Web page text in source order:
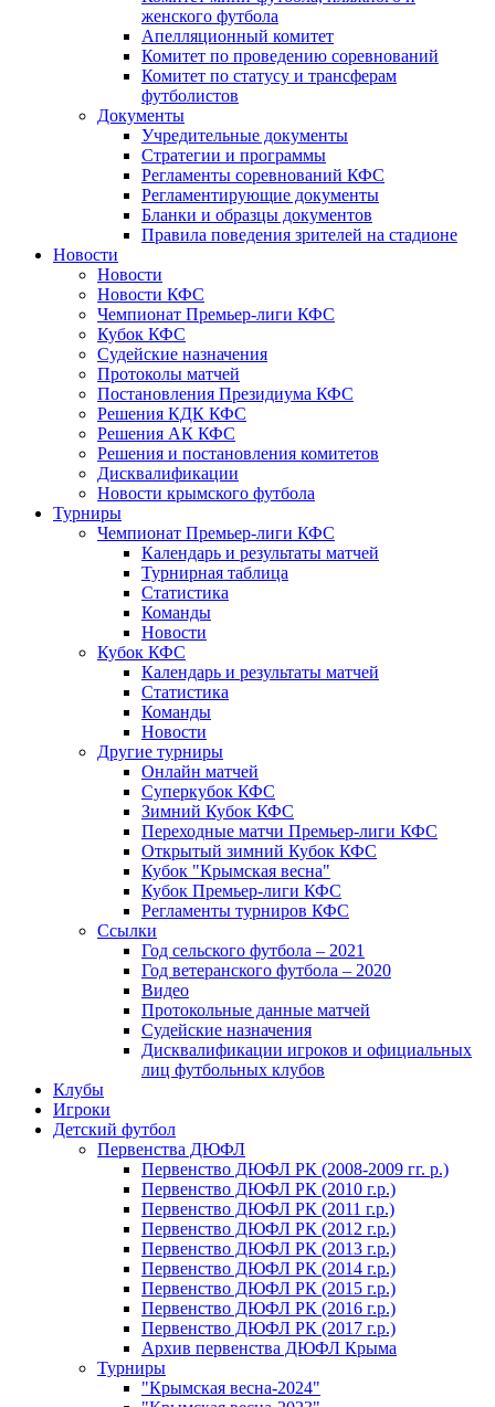
женского футбола
Апелляционный комитет
Комитет по проведению соревнований
Комитет по статусу и трансферам
футболистов
Документы
Учредительные документы
Стратегии и программы
Регламенты соревнований КФС
Регламентирующие документы
Бланки и образцы документов
Правила поведения зрителей на стадионе
Новости
Новости
Новости КФС
Чемпионат Премьер-лиги КФС
Кубок КФС
Судейские назначения
Протоколы матчей
Постановления Президиума КФС
Решения КДК КФС
Решения АК КФС
Решения и постановления комитетов
Дисквалификации
Новости крымского футбола
Турниры
Чемпионат Премьер-лиги КФС
Календарь и результаты матчей
Турнирная таблица
Статистика
Команды
Новости
Кубок КФС
Календарь и результаты матчей
Статистика
Команды
Новости
Другие турниры
Онлайн матчей
Суперкубок КФС
Зимний Кубок КФС
Переходные матчи Премьер-лиги КФС
Открытый зимний Кубок КФС
Кубок "Крымская весна"
Кубок Премьер-лиги КФС
Регламенты турниров КФС
Ссылки
Год сельского футбола – 2021
Год ветеранского футбола – 2020
Видео
Протокольные данные матчей
Судейские назначения
Дисквалификации игроков и официальных
лиц футбольных клубов
Клубы
Игроки
Детский футбол
Первенства ДЮФЛ
Первенство ДЮФЛ РК (2008-2009 гг. р.)
Первенство ДЮФЛ РК (2010 г.р.)
Первенство ДЮФЛ РК (2011 г.р.)
Первенство ДЮФЛ РК (2012 г.р.)
Первенство ДЮФЛ РК (2013 г.р.)
Первенство ДЮФЛ РК (2014 г.р.)
Первенство ДЮФЛ РК (2015 г.р.)
Первенство ДЮФЛ РК (2016 г.р.)
Первенство ДЮФЛ РК (2017 г.р.)
Архив первенства ДЮФЛ Крыма
Турниры
"Крымская весна-2024"